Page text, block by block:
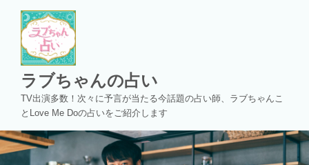
ッ
プ
ラブちゃんの占い
TV出演多数！次々に予言が当たる今話題の占い師、ラブちゃんこ
とLove Me Doの占いをご紹介します